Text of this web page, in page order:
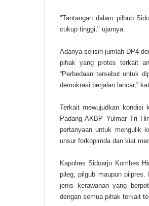
"Tantangan dalam pilbub
cukup tinggi," ujarnya.
Adanya selisih jumlah DP4
pihak yang protes terkait
“Perbedaan tersebut untuk
demokrasi berjalan lancar,”
Terkait mewujudkan kondisi
Padang AKBP Yulmar Tri
pertanyaan untuk mengulik
unsur forkopimda dan kiat
Kapolres Sidoarjo Kombes
pileg, pilgub maupun
jenis kerawanan yang
dengan semua pihak terkait